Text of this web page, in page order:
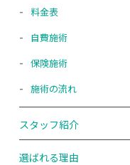
料金表
自費施術
保険施術
施術の流れ
スタッフ紹介
選ばれる理由